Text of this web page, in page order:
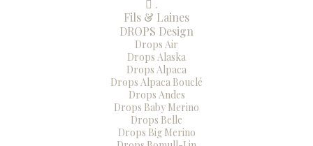
.
Fils & Laines
DROPS Design
Drops Air
Drops Alaska
Drops Alpaca
Drops Alpaca Bouclé
Drops Andes
Drops Baby Merino
Drops Belle
Drops Big Merino